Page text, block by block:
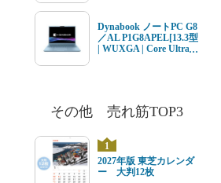
ル 標準工事費込 単相
100V 15Aタイプ
Dynabook ノートPC G8
／AL P1G8APEL[13.3型
| WUXGA | Core Ultra 7
その他 売れ筋TOP3
1
2027年版 東芝カレンダ
ー 大判12枚